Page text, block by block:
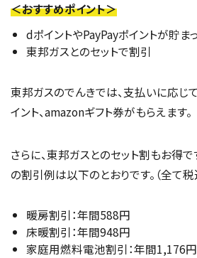
＜おすすめポイント＞
dポイントやPayPayポイントが貯ま
東邦ガスとのセットで割引
東邦ガスのでんきでは、支払いに応じ
イント、amazonギフト券がもらえます。
さらに、東邦ガスとのセット割もお得
の割引例は以下のとおりです。（全て税
暖房割引：年間588円
床暖割引：年間948円
家庭用燃料電池割引：年間1,176円